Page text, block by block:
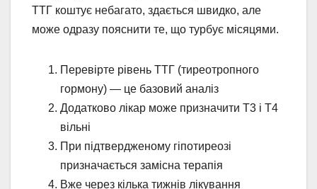
ТТГ коштує небагато, здається швидко, але
може одразу пояснити те, що турбує місяцями.
Перевірте рівень ТТГ (тиреотропного
гормону) — це базовий аналіз
Додатково лікар може призначити Т3 і Т4
вільні
При підтвердженому гіпотиреозі
призначається замісна терапія
Вже через кілька тижнів лікування